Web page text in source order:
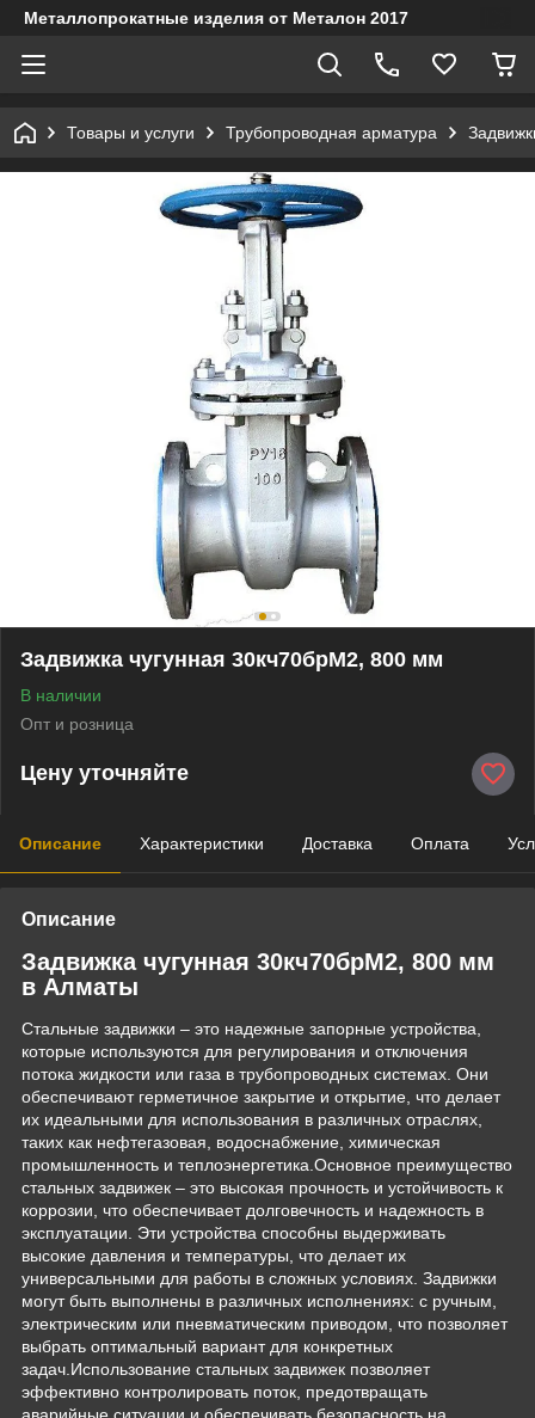
Металлопрокатные изделия от Металон 2017
Товары и услуги Трубопроводная арматура
Задвижка чугунная 30кч70брМ2, 800 мм
В наличии
Опт и розница
Цену уточняйте
Описание Характеристики Доставка Оплата
Описание
Задвижка чугунная 30кч70брМ2, 800 мм
в Алматы
Стальные задвижки – это надежные запорные устройства,
которые используются для регулирования и отключения
потока жидкости или газа в трубопроводных системах. Они
обеспечивают герметичное закрытие и открытие, что делает
их идеальными для использования в различных отраслях,
таких как нефтегазовая, водоснабжение, химическая
промышленность и теплоэнергетика.Основное преимущество
стальных задвижек – это высокая прочность и устойчивость к
коррозии, что обеспечивает долговечность и надежность в
эксплуатации. Эти устройства способны выдерживать
высокие давления и температуры, что делает их
универсальными для работы в сложных условиях. Задвижки
могут быть выполнены в различных исполнениях: с ручным,
электрическим или пневматическим приводом, что позволяет
выбрать оптимальный вариант для конкретных
задач.Использование стальных задвижек позволяет
эффективно контролировать поток, предотвращать